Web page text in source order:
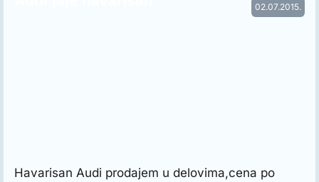
02.07.2015.
Havarisan Audi prodajem u delovima,cena po